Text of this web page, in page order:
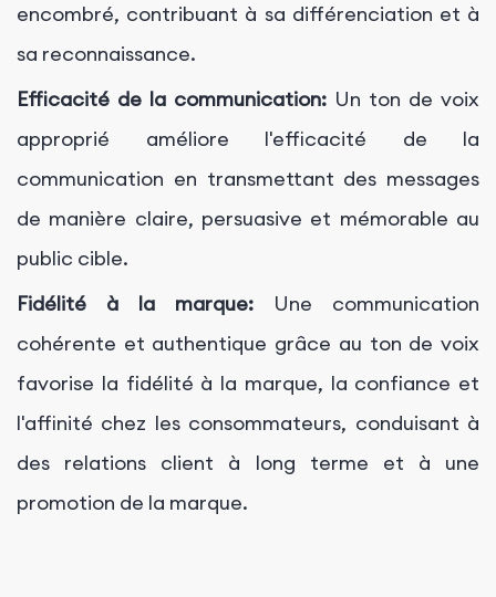
encombré, contribuant à sa différenciation et à
sa reconnaissance.
Efficacité de la communication: Un ton de voix
approprié améliore l'efficacité de la
communication en transmettant des messages
de manière claire, persuasive et mémorable au
public cible.
Fidélité à la marque: Une communication
cohérente et authentique grâce au ton de voix
favorise la fidélité à la marque, la confiance et
l'affinité chez les consommateurs, conduisant à
des relations client à long terme et à une
promotion de la marque.